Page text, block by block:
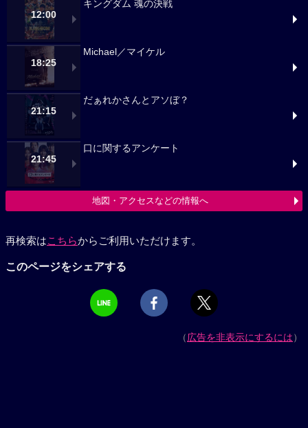
12:00
キングダム 魂の決戦
18:25
Michael／マイケル
21:15
だぁれかさんとアソぼ？
21:45
口に関するアンケート
地図・アクセスなどの情報へ
再検索はこちらからご利用いただけます。
このページをシェアする
（広告を非表示にするには）